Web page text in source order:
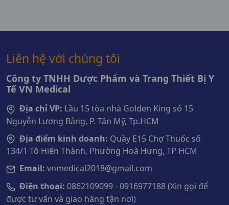
Liên hệ với chúng tôi
Công ty TNHH Dược Phẩm và Trang Thiết Bị Y
Tế VN Medical
Địa chỉ VP: Lầu 15 tòa nhà Golden King số 15
Nguyễn Lương Bằng, P. Tân Mỹ, Tp.HCM
Địa điểm kinh doanh: Quầy E15 Chợ Thuốc số
134/1 Tô Hiến Thành, Phường Hoà Hưng, TP HCM
Email: vnmedical2018@gmail.com
Điện thoại: 0862109099 - 0916977188 (Xin gọi để
được tư vấn và giao hàng tận nơi)